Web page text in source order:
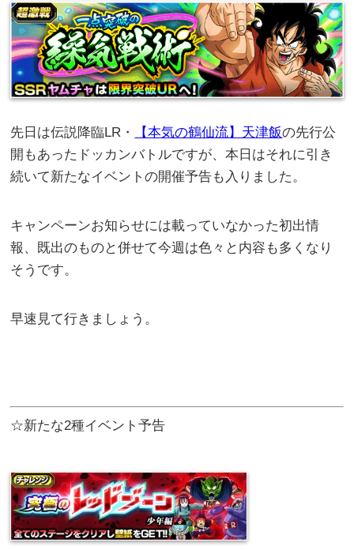
先日は伝説降臨LR・ 【本気の鶴仙流】天津飯の先行公
開もあったドッカンバトルですが、本日はそれに引き
続いて新たなイベントの開催予告も入りました。
キャンペーンお知らせには載っていなかった初出情
報、既出のものと併せて今週は色々と内容も多くなり
そうです。
早速見て行きましょう。
☆新たな2種イベント予告